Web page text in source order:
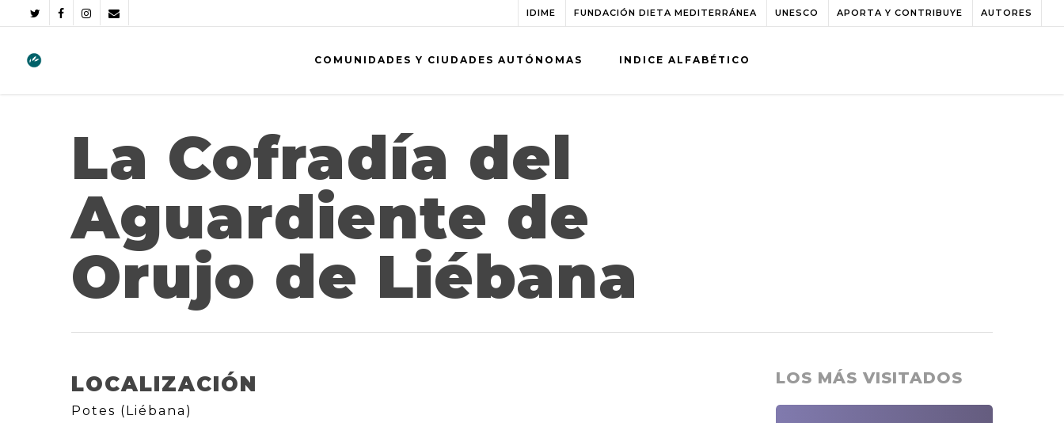
IDIME FUNDACIÓN DIETA MEDITERRÁNEA UNESCO APORTA Y CONTRIBUYE AUTORES
COMUNIDADES Y CIUDADES AUTÓNOMAS INDICE ALFABÉTICO
La Cofradía del
Aguardiente de
Orujo de Liébana
LOCALIZACIÓN
Potes (Liébana)
LOS MÁS VISITADOS